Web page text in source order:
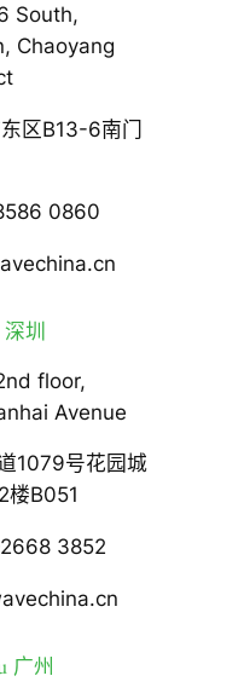
South,
Chaoyang
区B13-6南门
0860
圳
floor,
Avenue
1079号花园城
楼B051
3852
广州